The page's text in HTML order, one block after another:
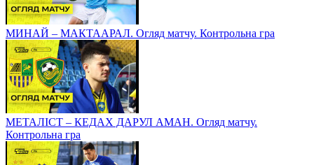
МИНАЙ – МАКТААРАЛ. Огляд матчу. Контрольна гра
МЕТАЛІСТ – КЕДАХ ДАРУЛ АМАН. Огляд матчу.
Контрольна гра